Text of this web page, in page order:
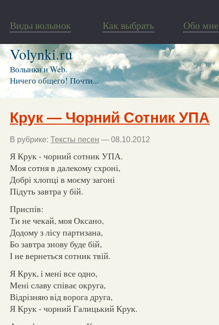
Виды волынок Как выбрать Обо мне
Volynki.ru
Волынки и Web.
Ничего общего! Почти...
Крук — Чорний Сотник УПА
В рубрике: Тексты песен — 08.10.2012
Я Крук - чорний сотник УПА.
Моя сотня в далекому схроні,
Добрі хлопці в моєму загоні
Підуть завтра у бій.
Приспів:
Ти не чекай, моя Оксано,
Додому з лісу партизана,
Бо завтра знову буде бій,
І не вернеться сотник твій.
Я Крук, і мені все одно,
Мені славу співає округа,
Відрізняю від ворога друга,
Я Крук - чорний Галицький Крук.